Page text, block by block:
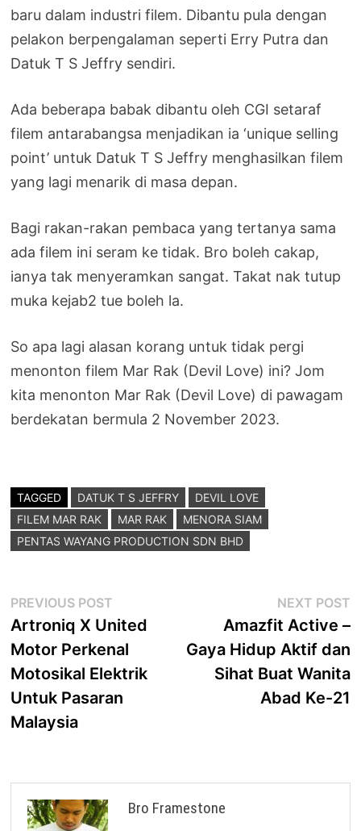
baru dalam industri filem. Dibantu pula dengan
pelakon berpengalaman seperti Erry Putra dan
Datuk T S Jeffry sendiri.
Ada beberapa babak dibantu oleh CGI setaraf
filem antarabangsa menjadikan ia ‘unique selling
point’ untuk Datuk T S Jeffry menghasilkan filem
yang lagi menarik di masa depan.
Bagi rakan-rakan pembaca yang tertanya sama
ada filem ini seram ke tidak. Bro boleh cakap,
ianya tak menyeramkan sangat. Takat nak tutup
muka kejab2 tue boleh la.
So apa lagi alasan korang untuk tidak pergi
menonton filem Mar Rak (Devil Love) ini? Jom
kita menonton Mar Rak (Devil Love) di pawagam
berdekatan bermula 2 November 2023.
TAGGED DATUK T S JEFFRY
DEVIL LOVE
FILEM MAR RAK
MAR RAK
MENORA SIAM
PENTAS WAYANG PRODUCTION SDN BHD
Post
navigation
PREVIOUS POST
post:
Artroniq X United
Motor Perkenal
Motosikal Elektrik
Untuk Pasaran
Malaysia
NEXT POST
Amazfit Active –
Gaya Hidup Aktif dan
Sihat Buat Wanita
Abad Ke-21
Bro Framestone